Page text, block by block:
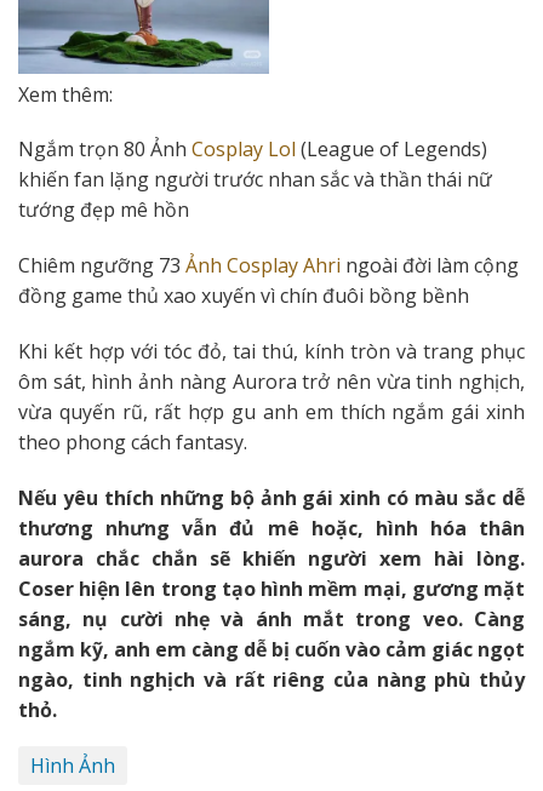
Xem thêm:
Ngắm trọn 80 Ảnh Cosplay Lol (League of Legends)
khiến fan lặng người trước nhan sắc và thần thái nữ
tướng đẹp mê hồn
Chiêm ngưỡng 73 Ảnh Cosplay Ahri ngoài đời làm cộng
đồng game thủ xao xuyến vì chín đuôi bồng bềnh
Khi kết hợp với tóc đỏ, tai thú, kính tròn và trang phục
ôm sát, hình ảnh nàng Aurora trở nên vừa tinh nghịch,
vừa quyến rũ, rất hợp gu anh em thích ngắm gái xinh
theo phong cách fantasy.
Nếu yêu thích những bộ ảnh gái xinh có màu sắc dễ
thương nhưng vẫn đủ mê hoặc, hình hóa thân
aurora chắc chắn sẽ khiến người xem hài lòng.
Coser hiện lên trong tạo hình mềm mại, gương mặt
sáng, nụ cười nhẹ và ánh mắt trong veo. Càng
ngắm kỹ, anh em càng dễ bị cuốn vào cảm giác ngọt
ngào, tinh nghịch và rất riêng của nàng phù thủy
thỏ.
Hình Ảnh